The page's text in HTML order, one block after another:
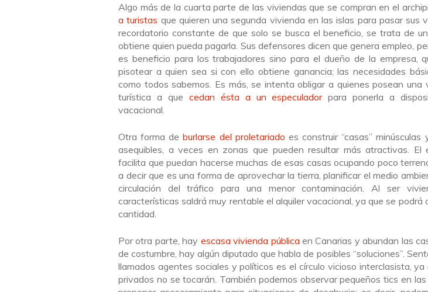
Algo más de la cuarta parte de las viviendas que se compran en el
a turistas que quieren una segunda vivienda en las islas para pasar sus
recordatorio constante de que solo se busca el beneficio, se trata de
obtiene quien pueda pagarla. Sus defensores dicen que genera empleo,
es beneficio para los trabajadores sino para el dueño de la empresa,
pisotear a quien sea si con ello obtiene ganancia; las necesidades
como todos sabemos. Es más, se intenta obligar a quienes posean una
turística a que cedan ésta a un especuladorpara ponerla a
vacacional.
Otra forma deburlarse del proletariado es construir “casas”
asequibles, a veces en zonas que pueden resultar más atractivas. El
facilita que puedan hacerse muchas de esas casas ocupando poco
a decir que es una forma de aprovechar la tierra, planificar el medio
circulación del tráfico para una menor contaminación. Al ser
características saldrá muy rentable el alquiler vacacional, ya que se podrá
cantidad.
Por otra parte, hay escasa vivienda pública en Canarias y abundan las
de costumbre, hay algún diputado que habla de posibles “soluciones”.
llamados agentes sociales y políticos es el círculo vicioso interclasista, ya
privados no se tocarán. También podemos observar pequeños tics en